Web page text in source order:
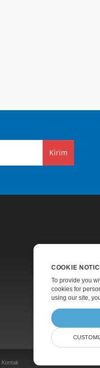
Kirim
Harga
Dukungan
Tentang
Kontak
COOKIE
To provide you
cookies for
using our site,